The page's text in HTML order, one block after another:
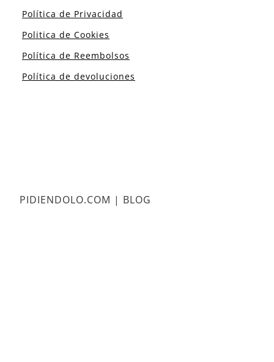
Política de Privacidad
Politica de Cookies
Política de Reembolsos
Política de devoluciones
PIDIENDOLO.COM | BLOG